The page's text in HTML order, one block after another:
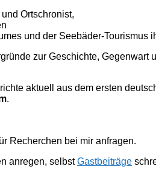
Ortschronist,
und der Seebäder-Tourismus
zur Geschichte, Gegenwart
aktuell aus dem ersten
.
Recherchen bei mir anfragen.
anregen, selbstGastbeiträge